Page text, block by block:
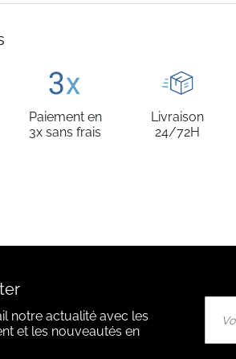
Paiement en
3x sans frais
Livraison
24/72H
notre actualité avec les
et les nouveautés en
notre